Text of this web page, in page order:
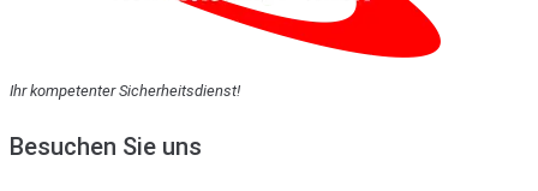
Ihr kompetenter Sicherheitsdienst!
Besuchen Sie uns